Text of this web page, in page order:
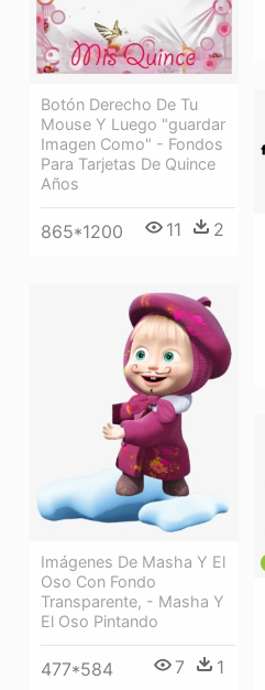
Botón Derecho De Tu
Mouse Y Luego "guardar
Imagen Como" - Fondos
Para Tarjetas De Quince
Años
865*1200 11 2
Imágenes De Masha Y El
Oso Con Fondo
Transparente, - Masha Y
El Oso Pintando
477*584 7 1